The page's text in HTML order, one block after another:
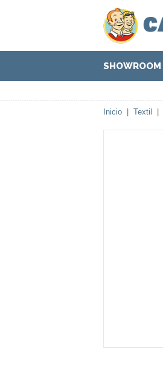
SHOWROOM
Inicio Textil